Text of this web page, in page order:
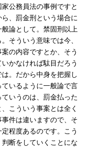
公務員法の事例ですと
、罰金刑という場合に
論として。禁固刑以上
そういう意味では今、
の内容ですとか、そう
かなければ駄目だろう
。だから中身を把握し
いるように一般論で言
いうのは、罰金払った
こういう事案とは全く
件は違いますので、そ
程度あるのです。こう
断をしていくことにな